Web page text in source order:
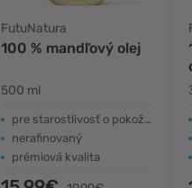
FutuNatura
100 % mandľový olej
500 ml
pre starostlivosť o pokožku
nerafinovaný
prémiová kvalita